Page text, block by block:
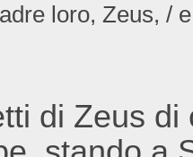
loro, Zeus, /
di Zeus